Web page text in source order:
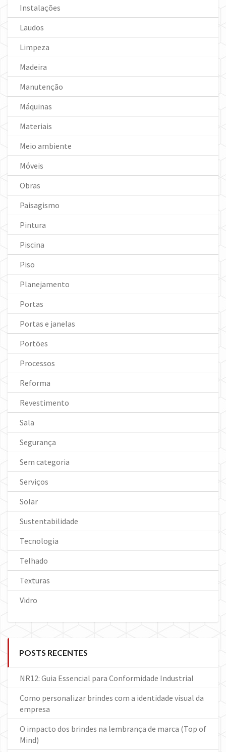
Instalações
Laudos
Limpeza
Madeira
Manutenção
Máquinas
Materiais
Meio ambiente
Móveis
Obras
Paisagismo
Pintura
Piscina
Piso
Planejamento
Portas
Portas e janelas
Portões
Processos
Reforma
Revestimento
Sala
Segurança
Sem categoria
Serviços
Solar
Sustentabilidade
Tecnologia
Telhado
Texturas
Vidro
POSTS RECENTES
NR12: Guia Essencial para Conformidade Industrial
Como personalizar brindes com a identidade visual da
empresa
O impacto dos brindes na lembrança de marca (Top of
Mind)